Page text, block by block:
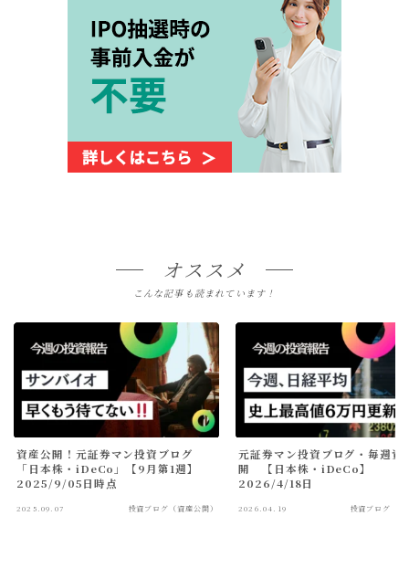
オススメ
こんな記事も読まれています！
資産公開！元証券マン投資ブログ
「日本株・iDeCo」【9月第1週】
2025/9/05日時点
2025.09.07 投資ブログ（資産公開）
元証券マン投資ブログ・毎週資
開 【日本株・iDeCo】
2026/4/18日
2026.04.19 投資ブログ（